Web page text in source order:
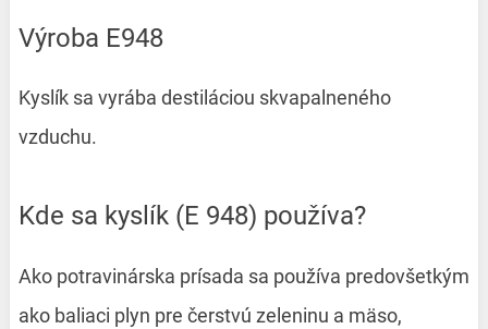
Výroba E948
Kyslík sa vyrába destiláciou skvapalneného
vzduchu.
Kde sa kyslík (E 948) používa?
Ako potravinárska prísada sa používa predovšetkým
ako baliaci plyn pre čerstvú zeleninu a mäso,